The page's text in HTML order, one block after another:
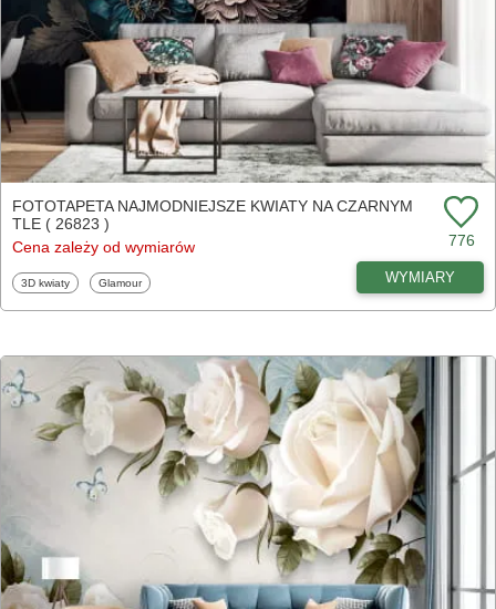
FOTOTAPETA NAJMODNIEJSZE KWIATY NA CZARNYM
TLE ( 26823 )
Cena zależy od wymiarów
776
Fototapety
3D kwiaty Fototapety
Glamour WYMIARY